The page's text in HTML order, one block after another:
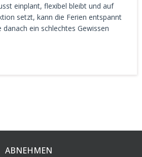
einplant, flexibel bleibt und auf
setzt, kann die Ferien entspannt
danach ein schlechtes Gewissen
ABNEHMEN